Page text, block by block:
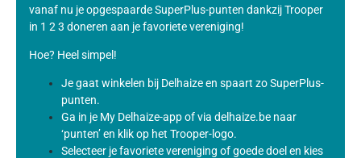
vanaf nu je opgespaarde SuperPlus-punten dankzij Trooper
in 1 2 3 doneren aan je favoriete vereniging!
Hoe? Heel simpel!
Je gaat winkelen bij Delhaize en spaart zo SuperPlus-
punten.
Ga in je My Delhaize-app of via delhaize.be naar
‘punten’ en klik op het Trooper-logo.
Selecteer je favoriete vereniging of goede doel en kies